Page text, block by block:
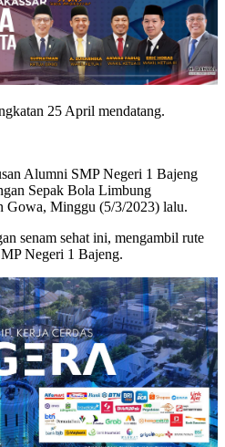
25 April mendatang.
Alumni SMP Negeri 1 Bajeng
Sepak Bola Limbung
Gowa, Minggu (5/3/2023) lalu.
senam sehat ini, mengambil rute
Negeri 1 Bajeng.